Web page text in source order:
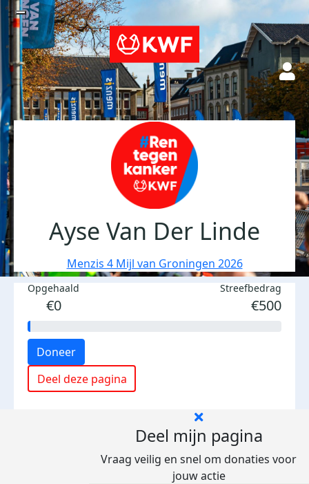
Ayse Van Der Linde
Menzis 4 Mijl van Groningen 2026
Opgehaald
€0
Streefbedrag
€500
Doneer
Deel deze pagina
Deel mijn pagina
Vraag veilig en snel om donaties voor
jouw actie